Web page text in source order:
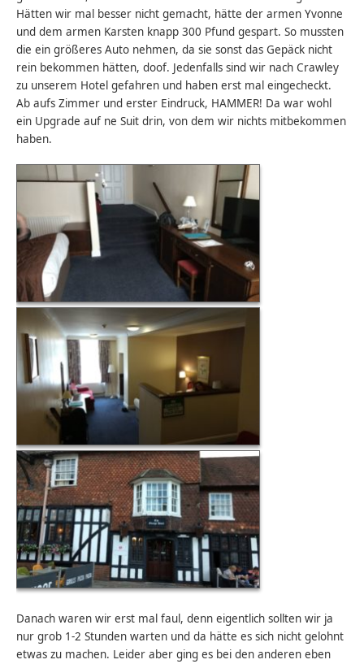
Hätten wir mal besser nicht gemacht, hätte der armen Yvonne
und dem armen Karsten knapp 300 Pfund gespart. So mussten
die ein größeres Auto nehmen, da sie sonst das Gepäck nicht
rein bekommen hätten, doof. Jedenfalls sind wir nach Crawley
zu unserem Hotel gefahren und haben erst mal eingecheckt.
Ab aufs Zimmer und erster Eindruck, HAMMER! Da war wohl
ein Upgrade auf ne Suit drin, von dem wir nichts mitbekommen
haben.
Danach waren wir erst mal faul, denn eigentlich sollten wir ja
nur grob 1-2 Stunden warten und da hätte es sich nicht gelohnt
etwas zu machen. Leider aber ging es bei den anderen eben